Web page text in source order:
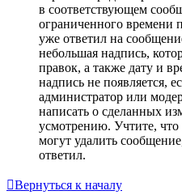
в соответствующем
ограниченного времени
уже ответил на
небольшая надпись,
правок, а также дату и
надпись не появляется,
администратор или
написать о сделанных
усмотрению. Учтите,
могут удалить
ответил.
Вернуться к началу